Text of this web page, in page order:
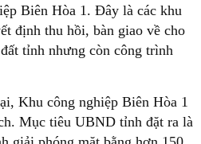
Biên Hòa 1. Đây là các khu
định thu hồi, bàn giao về cho
tỉnh nhưng còn công trình
Khu công nghiệp Biên Hòa 1
Mục tiêu UBND tỉnh đặt ra là